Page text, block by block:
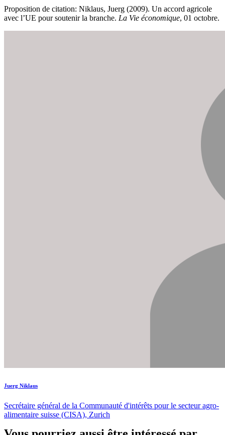
Proposition de citation: Niklaus, Juerg (2009). Un accord agricole
avec l’UE pour soutenir la branche. La Vie économique, 01 octobre.
Juerg Niklaus
Secrétaire général de la Communauté d'intérêts pour le secteur agro-
alimentaire suisse (CISA), Zurich